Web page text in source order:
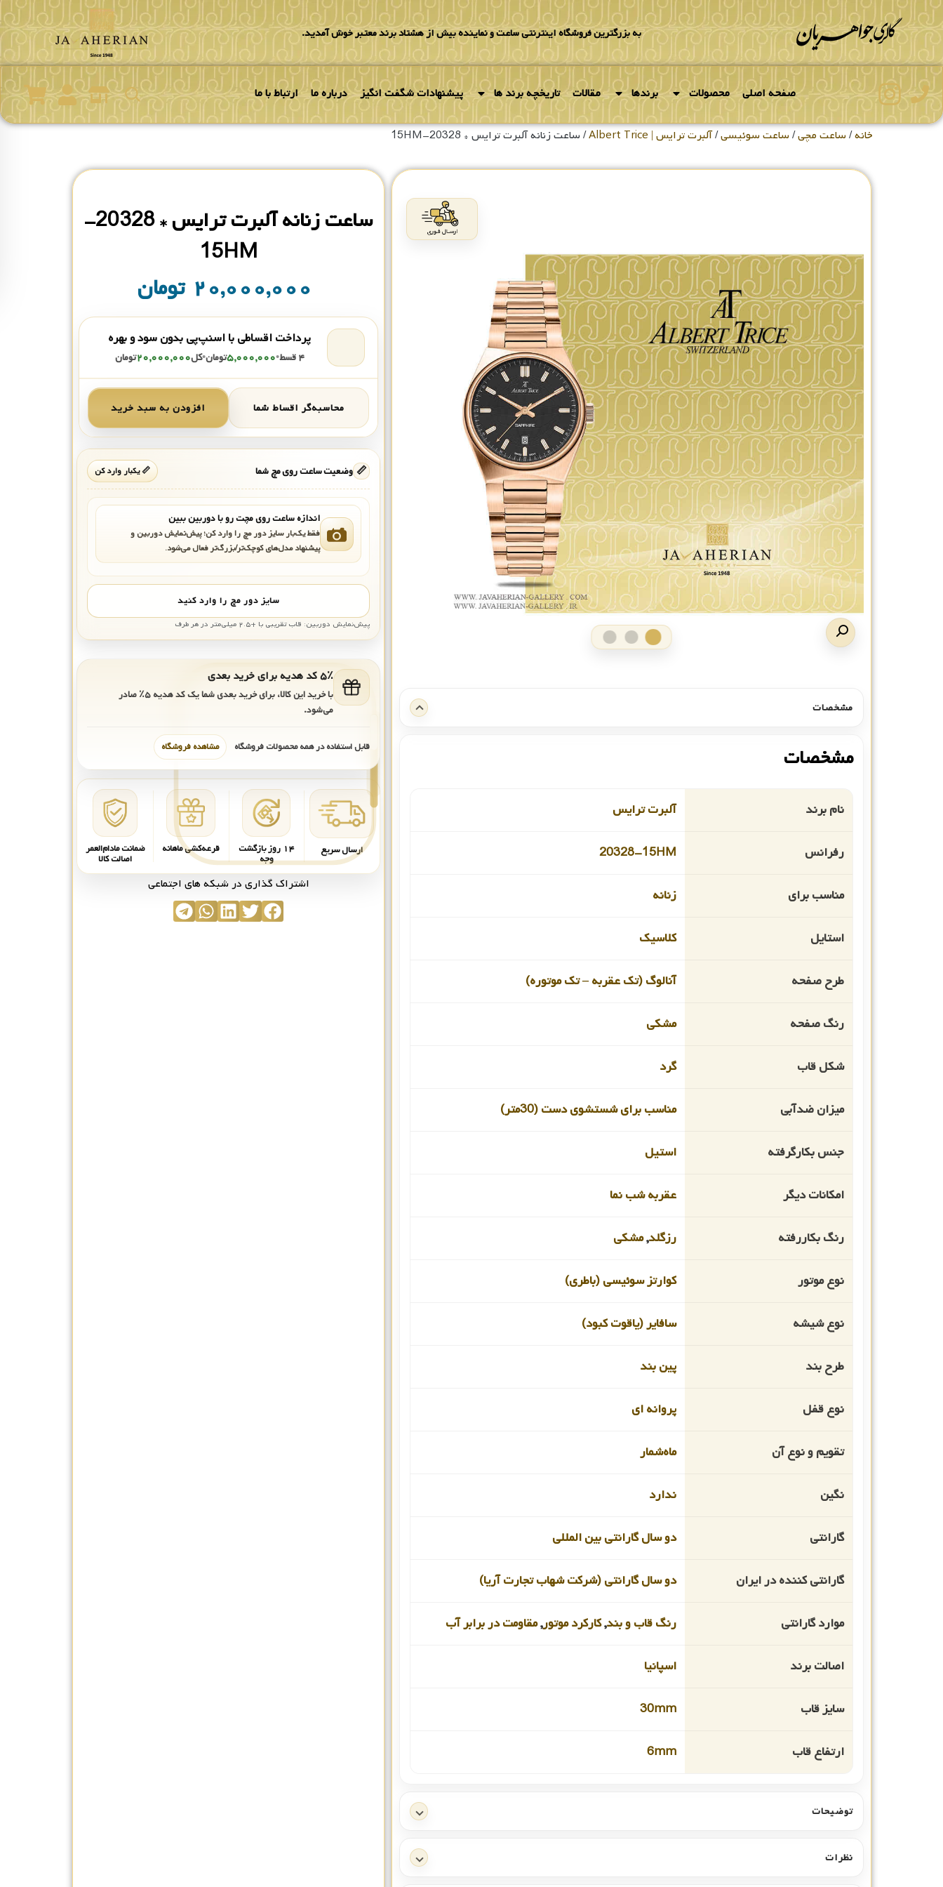
به بزرگترین فروشگاه اینترنتی ساعت و نماینده بیش از هشتاد برند معتبر خوش آمدید.
صفحه اصلی محصولات برندها مقالات تاریخچه برند ها پیشنهادات شگفت انگیز درباره ما ارتباط با ما
خانه/ساعت مچی/ساعت سوئیسی/آلبرت ترایس | Albert Trice / ساعت زنانه آلبرت ترایس * 20328-15HM
مشخصات
مشخصات
نام برند آلبرت ترایس
رفرانس 20328-15HM
مناسب برای زنانه
استایل کلاسیک
طرح صفحه آنالوگ (تک عقربه – تک موتوره)
رنگ صفحه مشکی
شکل قاب گرد
میزان ضدآبی مناسب برای شستشوی دست (30متر)
جنس بکارگرفته استیل
امکانات دیگر عقربه شب نما
رنگ بکاررفته رزگلد,مشکی
نوع موتور کوارتز سوئیسی (باطری)
نوع شیشه سافایر (یاقوت کبود)
طرح بند پین بند
نوع قفل پروانه ای
تقویم و نوع آن ماه‌شمار
نگین ندارد
گارانتی دو سال گارانتی بین المللی
گارانتی کننده در ایران دو سال گارانتی (شرکت شهاب تجارت آریا)
موارد گارانتی رنگ قاب و بند,کارکرد موتور,مقاومت در برابر آب
اصالت برند اسپانیا
سایز قاب 30mm
ارتفاع قاب 6mm
توضیحات
نظرات
ساعت زنانه آلبرت ترایس * 20328-
15HM
۲۰,۰۰۰,۰۰۰ تومان
پرداخت اقساطی با اسنپ‌پی بدون سود و بهره
۴ قسط •۵,۰۰۰,۰۰۰تومان•کل۲۰,۰۰۰,۰۰۰تومان
محاسبه‌گر اقساط شما افزودن به سبد خرید
📏 وضعیت ساعت روی مچ شما 📏 یکبار وارد کن
اندازه ساعت روی مچت رو با دوربین ببین
فقط یک‌بار سایز دور مچ را وارد کن؛ پیش‌نمایش دوربین و
پیشنهاد مدل‌های کوچک‌تر/بزرگ‌تر فعال می‌شود.
سایز دور مچ را وارد کنید
پیش‌نمایش دوربین: قاب تقریبی با +۲.۵ میلی‌متر در هر طرف
۵٪ کد هدیه برای خرید بعدی
با خرید این کالا، برای خرید بعدی شما یک کد هدیه۵٪ صادر
می‌شود.
قابل استفاده در همه محصولات فروشگاه مشاهده فروشگاه
ارسال سریع ۱۴ روز بازگشت
وجه
قرعه‌کشی ماهانه ضمانت مادام‌العمر
اصالت کالا
اشتراک گذاری در شبکه های اجتماعی